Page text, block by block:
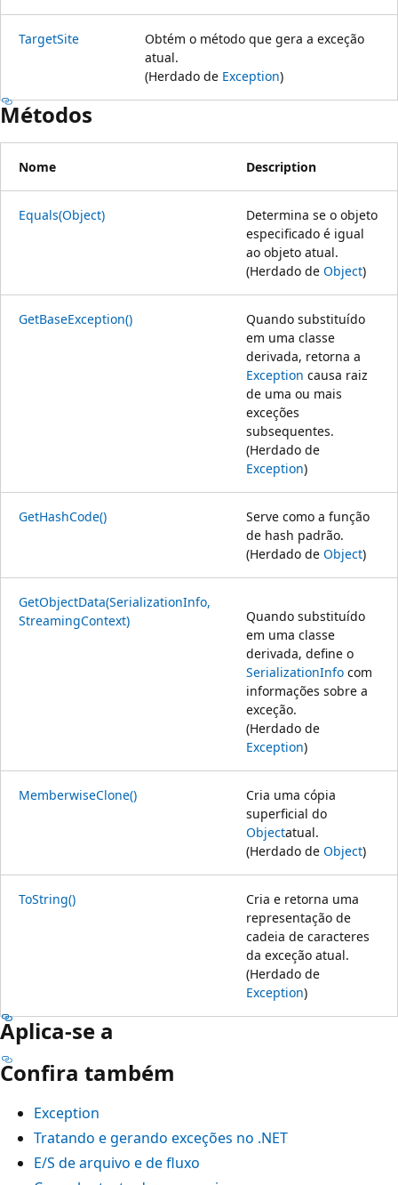
TargetSite
Obtém o método que gera a exceção
atual.
(Herdado de Exception)
Métodos
Nome Description
Equals(Object)
Determina se o objeto
especificado é igual
ao objeto atual.
(Herdado de Object)
GetBaseException()
Quando substituído
em uma classe
derivada, retorna a
Exception causa raiz
de uma ou mais
exceções
subsequentes.
(Herdado de
Exception)
GetHashCode()
Serve como a função
de hash padrão.
(Herdado de Object)
GetObjectData(SerializationInfo,
StreamingContext)
Quando substituído
em uma classe
derivada, define o
SerializationInfo com
informações sobre a
exceção.
(Herdado de
Exception)
MemberwiseClone()
Cria uma cópia
superficial do
Objectatual.
(Herdado de Object)
ToString()
Cria e retorna uma
representação de
cadeia de caracteres
da exceção atual.
(Herdado de
Exception)
Aplica-se a
Confira também
Exception
Tratando e gerando exceções no .NET
E/S de arquivo e de fluxo